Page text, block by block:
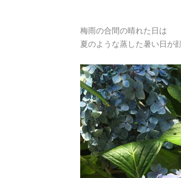
梅雨の合間の晴れた日は
夏のような蒸した暑い日が